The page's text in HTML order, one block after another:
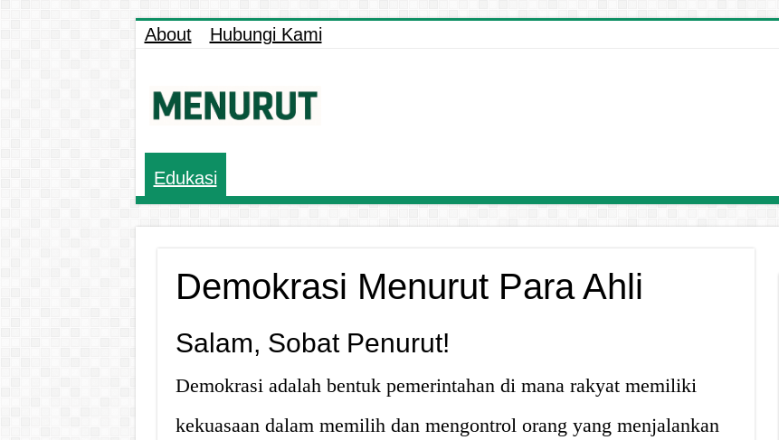
About
Hubungi Kami
Edukasi
Demokrasi Menurut Para Ahli
Salam, Sobat Penurut!
Demokrasi adalah bentuk pemerintahan di mana rakyat memiliki
kekuasaan dalam memilih dan mengontrol orang yang menjalankan